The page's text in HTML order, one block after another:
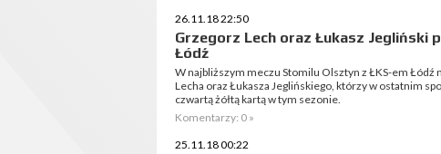
26.11.18 22:50
Grzegorz Lech oraz Łukasz Jegliński
Łódź
W najbliższym meczu Stomilu Olsztyn z ŁKS-em Łódź
Lecha oraz Łukasza Jeglińskiego, którzy w ostatnim
czwartą żółtą kartą w tym sezonie.
Komentarzy: 0 »
25.11.18 00:22